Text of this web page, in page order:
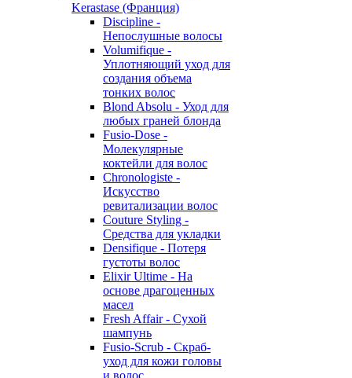
Kerastase (Франция)
Discipline -
Непослушные волосы
Volumifique -
Уплотняющий уход для
создания объема
тонких волос
Blond Absolu - Уход для
любых граней блонда
Fusio-Dose -
Молекулярные
коктейли для волос
Chronologiste -
Искусство
ревитализации волос
Couture Styling -
Средства для укладки
Densifique - Потеря
густоты волос
Elixir Ultime - На
основе драгоценных
масел
Fresh Affair - Сухой
шампунь
Fusio-Scrub - Скраб-
уход для кожи головы
и волос